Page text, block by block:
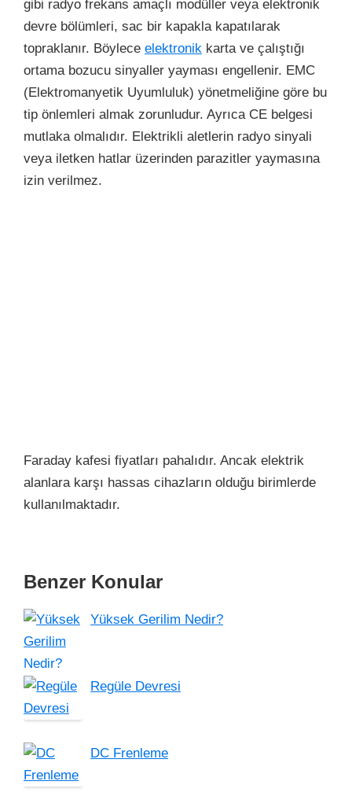
gibi radyo frekans amaçlı modüller veya elektronik
devre bölümleri, sac bir kapakla kapatılarak
topraklanır. Böylece elektronik karta ve çalıştığı
ortama bozucu sinyaller yayması engellenir. EMC
(Elektromanyetik Uyumluluk) yönetmeliğine göre bu
tip önlemleri almak zorunludur. Ayrıca CE belgesi
mutlaka olmalıdır. Elektrikli aletlerin radyo sinyali
veya iletken hatlar üzerinden parazitler yaymasına
izin verilmez.
Faraday kafesi fiyatları pahalıdır. Ancak elektrik
alanlara karşı hassas cihazların olduğu birimlerde
kullanılmaktadır.
Benzer Konular
Yüksek Gerilim Nedir?
Regüle Devresi
DC Frenleme